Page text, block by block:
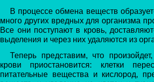
В процессе обмена веществ
много других вредных для организма
Все они поступают в кровь,
выделения и через них удаляются из
Теперь представим, что
крови приостановится: клетки
питательные вещества и кислород,